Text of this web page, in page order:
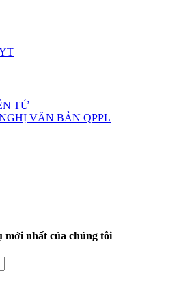
TỬ
VĂN BẢN QPPL
mới nhất của chúng tôi